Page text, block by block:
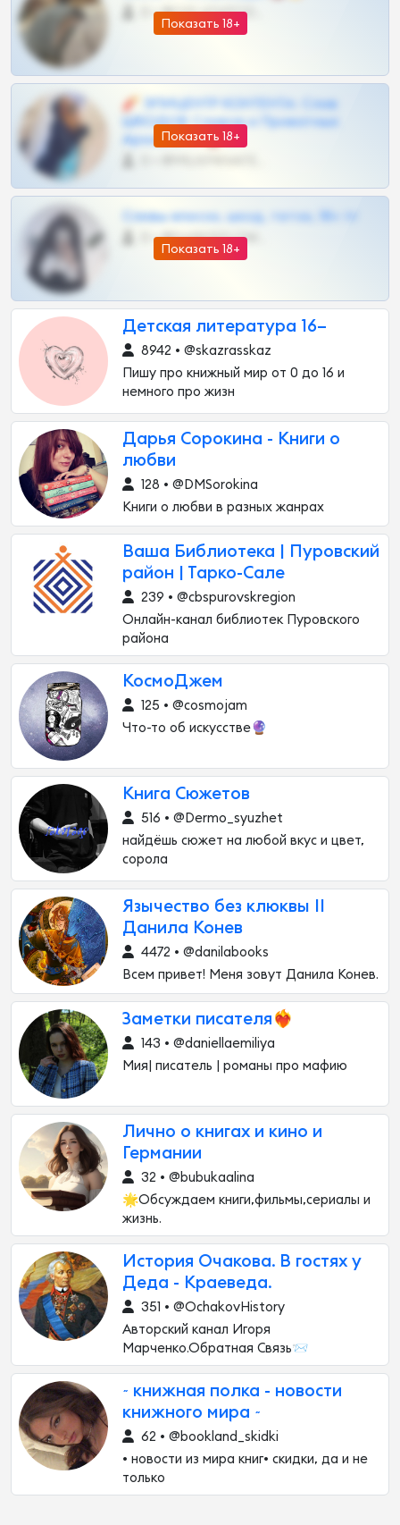
Показать 18+
0 •
Показать 18+
🧨 ЭПИЦЕНТР КОНТЕНТА: Слив
ШКОДОВ Сливов и Приватных
Архивов ТГ 🔞💎
Показать 18+
Сливы вписок, шкод, теток, 18+ тг
0 •
Детская литература 16–
8942 • @skazrasskaz
Пишу про книжный мир от 0 до 16 и
немного про жизн
Дарья Сорокина - Книги о
любви
128 • @DMSorokina
Книги о любви в разных жанрах
Ваша Библиотека | Пуровский
район | Тарко-Сале
239 • @cbspurovskregion
Онлайн-канал библиотек Пуровского
района
КосмоДжем
125 • @cosmojam
Что-то об искусстве🔮
Книга Сюжетов
516 • @Dermo_syuzhet
найдёшь сюжет на любой вкус и цвет,
сорола
Язычество без клюквы II
Данила Конев
4472 • @danilabooks
Всем привет! Меня зовут Данила Конев.
Заметки писателя❤️‍🔥
143 • @daniellaemiliya
Мия| писатель | романы про мафию
Лично о книгах и кино и
Германии
32 • @bubukaalina
🌟Обсуждаем книги,фильмы,сериалы и
жизнь.
История Очакова. В гостях у
Деда - Краеведа.
351 • @OchakovHistory
Авторский канал Игоря
Марченко.Обратная Связь📨
~ книжная полка - новости
книжного мира ~
62 • @bookland_skidki
• новости из мира книг• скидки, да и не
только